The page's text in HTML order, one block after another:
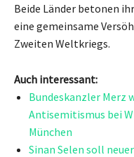
Beide Länder betonen
eine gemeinsame
Zweiten Weltkriegs.
Auch interessant:
Bundeskanzler Merz
Antisemitismus bei
München
Sinan Selen soll